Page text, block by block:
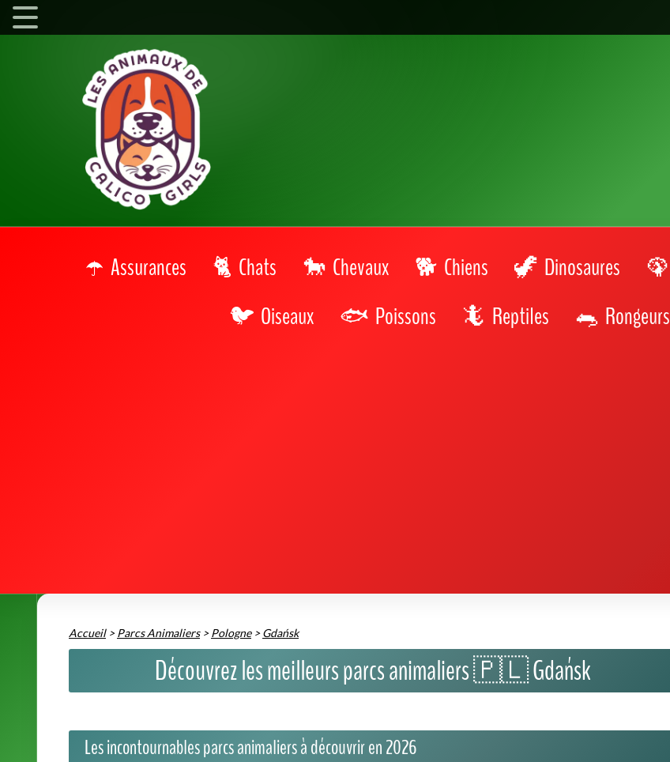
Assurances Chats Chevaux Chiens Dinosaures
Oiseaux
Poissons Reptiles Rongeurs
Accueil>Parcs Animaliers>Pologne>Gdańsk
Découvrez les meilleurs parcs animaliers 🇵🇱 Gdańsk
Les incontournables parcs animaliers à découvrir en 2026